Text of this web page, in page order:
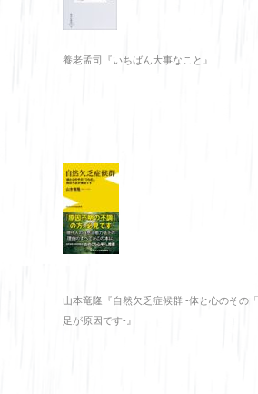
養老孟司『いちばん大事なこと』
山本竜隆『自然欠乏症候群 -体と心のその
足が原因です-』